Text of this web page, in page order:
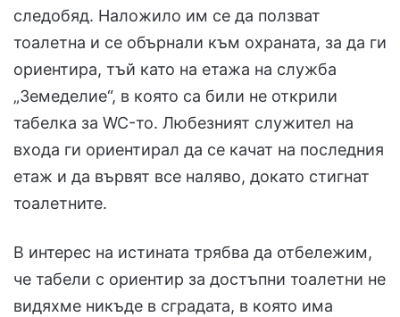
следобяд. Наложило им се да ползват
тоалетна и се обърнали към охраната, за да ги
ориентира, тъй като на етажа на служба
„Земеделие“, в която са били не открили
табелка за WC-то. Любезният служител на
входа ги ориентирал да се качат на последния
етаж и да вървят все наляво, докато стигнат
тоалетните.
В интерес на истината трябва да отбележим,
че табели с ориентир за достъпни тоалетни не
видяхме никъде в сградата, в която има